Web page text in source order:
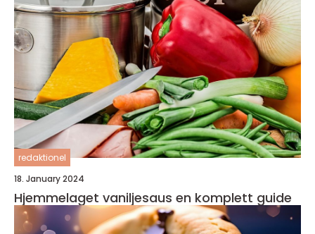
redaktionel
18. January 2024
Hjemmelaget vaniljesaus en komplett guide